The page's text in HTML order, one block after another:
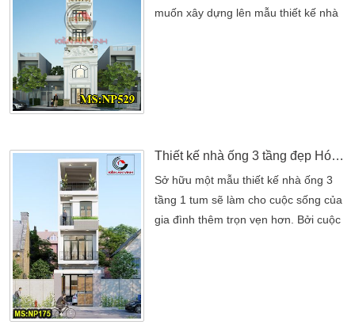
muốn xây dựng lên mẫu thiết kế nhà
Kiến An […]
Thiết kế nhà ống 3 tầng đẹp Hóc Môn
Sở hữu một mẫu thiết kế nhà ống 3
tầng 1 tum sẽ làm cho cuộc sống của
gia đình thêm trọn vẹn hơn. Bởi cuộc